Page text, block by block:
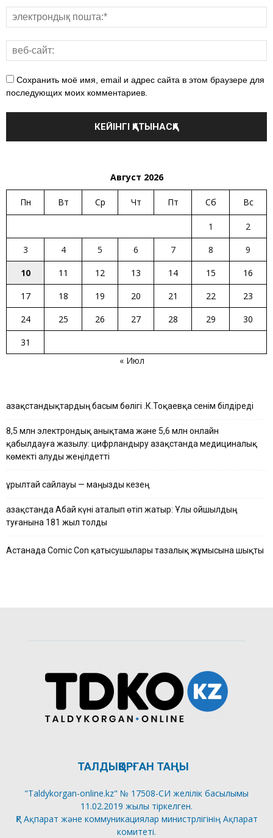
Сохранить моё имя, email и адрес сайта в этом браузере для
последующих моих комментариев.
Август 2026
Пн Вт Ср Чт Пт Сб Вс
1
2
3
4 5 6 7 8
9
10
11 12 13 14 15
16
17
18 19 20 21 22
23
24
25 26 27 28 29
30
31
« Июл
Қазақстандықтардың басым бөлігі Қ.К.Тоқаевқа сенім білдіреді
8,5 млн электрондық анықтама және 5,6 млн онлайн
қабылдауға жазылу: цифрландыру Қазақстанда медициналық
көмекті алуды жеңілдетті
Құрылтай сайлауы — маңызды кезең
Қазақстанда Абай күні аталып өтіп жатыр: Ұлы ойшылдың
туғанына 181 жыл толды
Астанада Comic Con қатысушылары тазалық жұмысына шықты
ТАЛДЫҚОРҒАН ТАҢЫ
"Taldykorgan-online.kz" № 17508-СИ желілік басылымы
11.02.2019 жылы тіркелген.
ҚР Ақпарат және коммуникациялар министрлігінің Ақпарат
комитеті.